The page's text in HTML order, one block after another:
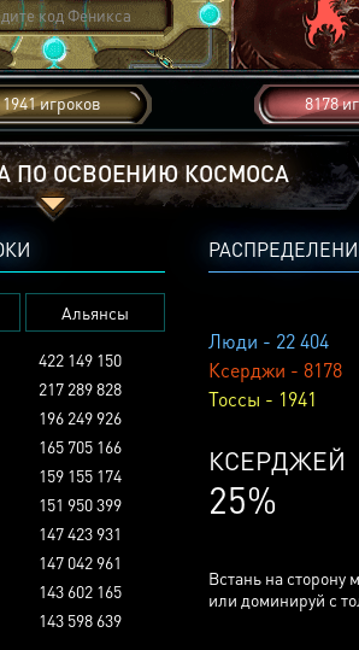
1941 игроков 8178
ПО ОСВОЕНИЮ КОСМОСА
Люди - 22 404
Ксерджи - 8178
Тоссы - 1941
КСЕРДЖЕЙ
25%
Встань на сторону
или доминируй с
Альянсы
422 149 150
217 289 828
196 249 926
165 705 166
159 155 174
151 950 399
147 423 931
147 042 961
143 602 165
143 598 639